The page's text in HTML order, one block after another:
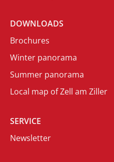
DOWNLOADS
Brochures
Winter panorama
Summer panorama
Local map of Zell am Ziller
SERVICE
Newsletter